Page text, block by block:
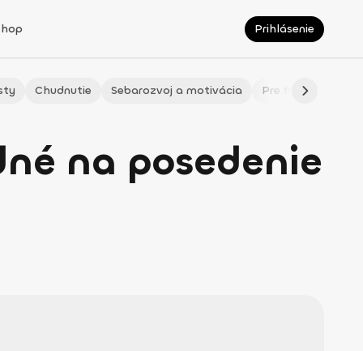
Prihlásenie
Chudnutie Sebarozvoj a motivácia Pre fitmaminky
na posedenie